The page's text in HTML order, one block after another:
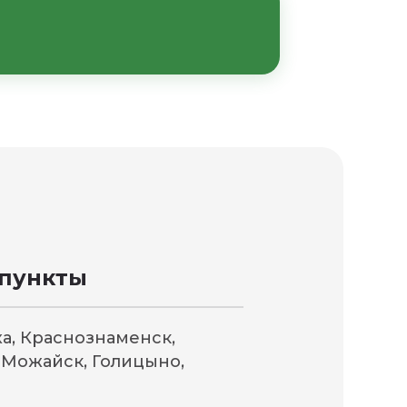
ваш участок.
Краснознаменск,
Можайск, Голицыно,